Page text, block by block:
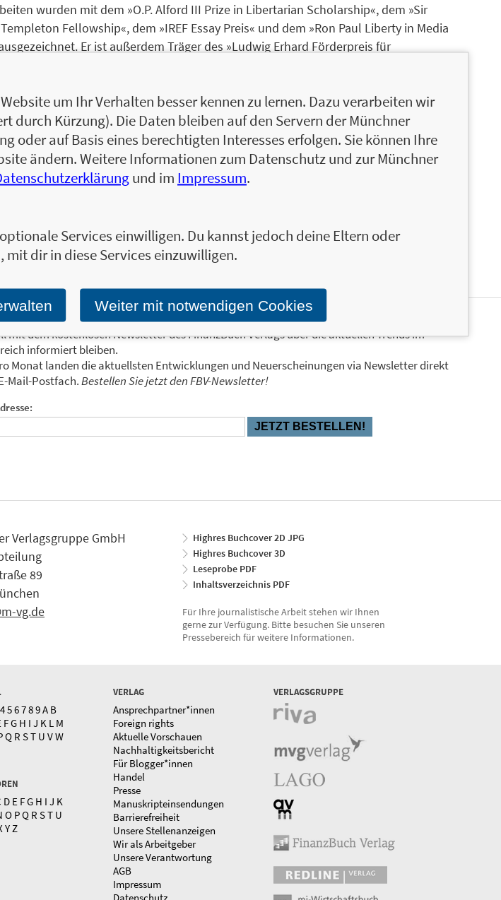
wurden mit dem »O.P. Alford III Prize in Libertarian Scholarship«, dem »Sir
Fellowship«, dem »IREF Essay Preis« und dem »Ron Paul Liberty in Media
Er ist außerdem Träger des »Ludwig Erhard Förderpreis für
Economic Collapse veröffentlicht.
von Philipp Bagus
Marquart ist Vorstand des Ludwig-von-Mises-Instituts Deutschland. Nach dem
er eine klassische Bankausbildung und machte sich 1998 nach 15 Jahren
in der Finanzdienstleistung mit dem Schwerpunkt Vermögensanlage
von Andreas Marquart
mit dem kostenlosen Newsletter des FinanzBuch Verlags über die aktuellen Trends im
informiert bleiben.
Monat landen die aktuellsten Entwicklungen und Neuerscheinungen via Newsletter direkt
Mail-Postfach.Bestellen Sie jetzt den FBV-Newsletter!
Verlagsgruppe GmbH
89
vg.de
Highres Buchcover 2D JPG
Highres Buchcover 3D
Leseprobe PDF
Inhaltsverzeichnis PDF
Für Ihre journalistische Arbeit stehen wir Ihnen
gerne zur Verfügung. Bitte besuchen Sie unseren
Pressebereich für weitere Informationen.
456789A B
FG H I J K L M
Q R ST U VW
D E FG H I J K
O PQ R ST U
Y Z
VERLAG
Ansprechpartner*innen
Foreign rights
Aktuelle Vorschauen
Nachhaltigkeitsbericht
Für Blogger*innen
Handel
Presse
Manuskripteinsendungen
Barrierefreiheit
Unsere Stellenanzeigen
Wir als Arbeitgeber
Unsere Verantwortung
AGB
Impressum
VERLAGSGRUPPE
um Ihr Verhalten besser kennen zu lernen. Dazu verarbeiten wir
durch Kürzung). Die Daten bleiben auf den Servern der Münchner
oder auf Basis eines berechtigten Interesses erfolgen. Sie können Ihre
ändern. Weitere Informationen zum Datenschutz und zur Münchner
und im Impressum.
Services einwilligen. Du kannst jedoch deine Eltern oder
dir in diese Services einzuwilligen.
Weiter mit notwendigen Cookies